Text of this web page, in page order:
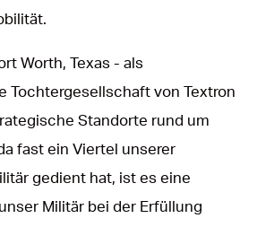
Worth, Texas - als
Tochtergesellschaft von Textron
Standorte rund um
fast ein Viertel unserer
gedient hat, ist es eine
Militär bei der Erfüllung